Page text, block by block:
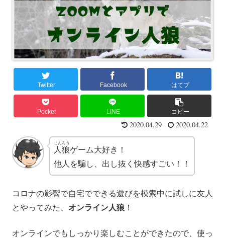
Twitter Facebook はてブ
Pocket LINE コピー
2020.04.29 2020.04.22
人狼
じんろう
ゲーム大好き！
他人を騙し、出し抜く快感すごい！！
コロナの影響で自宅でできる遊びを模索中に試しに友人
とやってみた、 オンライン人狼 ！
オンラインでもしっかり楽しむことができたので、使っ